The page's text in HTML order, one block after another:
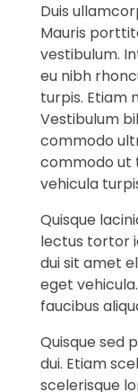
Duis
Mauris
vestibulum.
eu nibh
turpis. Etiam
Vestibulum
commodo
commodo ut
vehicula
Quisque
lectus tortor
dui sit amet
eget
faucibus
Quisque sed
dui. Etiam
scelerisque